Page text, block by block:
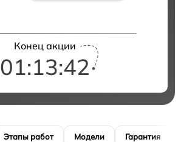
Конец акции
01:13:41
Этапы работ Модели Гарантия